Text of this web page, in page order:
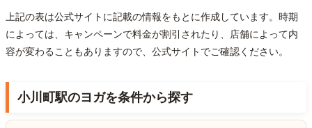
上記の表は公式サイトに記載の情報をもとに作成しています。時期
によっては、キャンペーンで料金が割引されたり、店舗によって内
容が変わることもありますので、公式サイトでご確認ください。
小川町駅のヨガを条件から探す